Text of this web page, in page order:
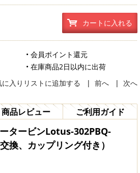
カートに入れる
• 会員ポイント還元
• 在庫商品2日以内に出荷
に入りリストに追加する
| 前へ | 次へ
商品レビュー ご利用ガイド
タービンLotus-302PBQ-
換、カップリング付き）